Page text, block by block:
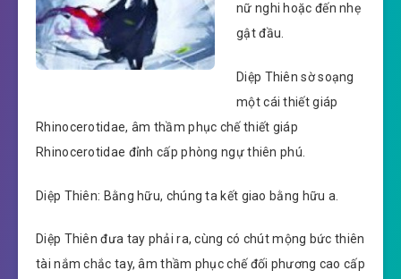
nữ nghi hoặc đến nhẹ
gật đầu.
Diệp Thiên sờ soạng
một cái thiết giáp
Rhinocerotidae, âm thầm phục chế thiết giáp
Rhinocerotidae đỉnh cấp phòng ngự thiên phú.
Diệp Thiên: Bằng hữu, chúng ta kết giao bằng hữu a.
Diệp Thiên đưa tay phải ra, cùng có chút mộng bức thiên
tài nắm chắc tay, âm thầm phục chế đối phương cao cấp